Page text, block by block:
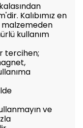
Kalıbımız en
malzemeden
kullanım
tercihen;
ve